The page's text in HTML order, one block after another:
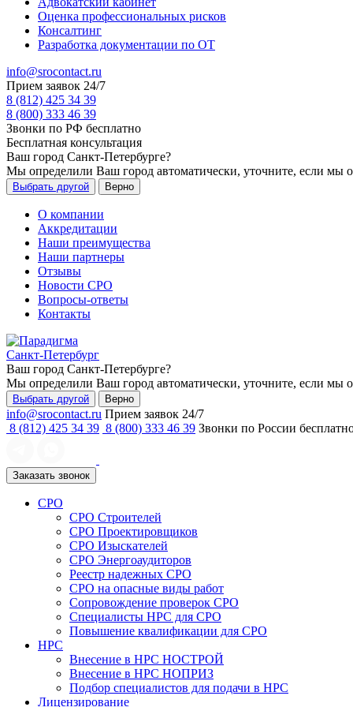
Оценка профессиональных рисков
Консалтинг
Разработка документации по ОТ
info@srocontact.ru
Прием заявок 24/7
8 (812) 425 34 39
8 (800) 333 46 39
Звонки по РФ бесплатно
Бесплатная консультация
Ваш город Санкт-Петербурге?
Мы определили Ваш город автоматически, уточните, если мы
Выбрать другой Верно
О компании
Аккредитации
Наши преимущества
Наши партнеры
Отзывы
Новости СРО
Вопросы-ответы
Контакты
Санкт-Петербург
Ваш город Санкт-Петербурге?
Мы определили Ваш город автоматически, уточните, если мы
Выбрать другой Верно
info@srocontact.ru Прием заявок 24/7
8 (812) 425 34 39 8 (800) 333 46 39 Звонки по России
Заказать звонок
СРО
СРО Строителей
СРО Проектировщиков
СРО Изыскателей
СРО Энергоаудиторов
Реестр надежных СРО
СРО на опасные виды работ
Сопровождение проверок СРО
Специалисты НРС для СРО
Повышение квалификации для СРО
НРС
Внесение в НРС НОСТРОЙ
Внесение в НРС НОПРИЗ
Подбор специалистов для подачи в НРС
Лицензирование